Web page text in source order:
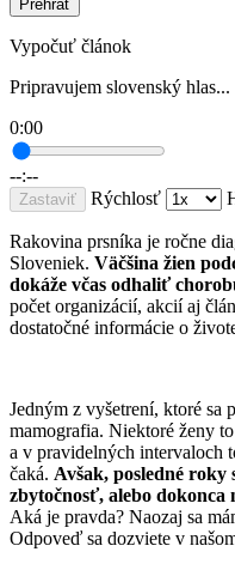
Prehrať
Vypočuť článok
Pripravujem slovenský hlas...
0:00
--:--
Zastaviť Rýchlosť
Rakovina prsníka je ročne
Sloveniek. Väčšina žien
dokáže včas odhaliť
počet organizácií, akcií aj
dostatočné informácie o
Jedným z vyšetrení, ktoré sa
mamografia. Niektoré ženy
a v pravidelných intervaloch
čaká. Avšak, posledné
zbytočnosť, alebo dokonca
Aká je pravda? Naozaj sa
Odpoveď sa dozviete v